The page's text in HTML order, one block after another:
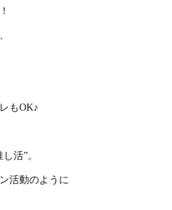
もOK♪
活”。
活動のように